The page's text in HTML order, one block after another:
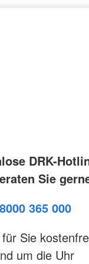
DRK-
Sie
365 000
Sie
um die Uhr